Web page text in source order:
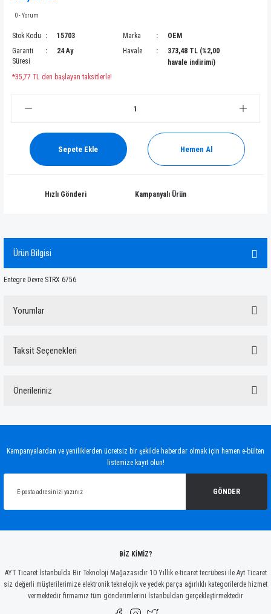
0 - Yorum
Stok Kodu 15703 Marka
OEM
Garanti
Süresi
24 Ay Havale
373,48 TL (%2,00
havale indirimi)
*35,77 TL den başlayan taksitlerle!
Sepete Ekle Hemen Al
Hızlı Gönderi Kampanyalı Ürün
Ürün Bilgisi
Entegre Devre STRX 6756
Yorumlar
Taksit Seçenekleri
Önerileriniz
Ürün açıklamasında eksik bilgiler bulunuyor.
Kampanyalardan ve yeniliklerden ücretsiz bir şekilde haberdar olmak için hemen e-bülten
listemize kayıt olun!
GÖNDER
BİZ KİMİZ?
AYT Ticaret İstanbulda Bir Teknoloji Mağazasıdır 10 Yıllık e-ticaret tecrübesi ile Ayt Ticaret
siz değerli müşterilerimize elektronik teknelojik ve yedek parça ağırlıklı kategorilerde hizmet
vermektedir firmamız tüm gönderimlerini İstanbuldan gerçekleştirmektedir